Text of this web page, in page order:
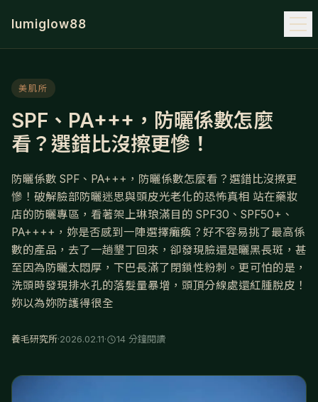
lumiglow88
美肌所
SPF、PA+++，防曬係數怎麼
看？選錯比沒擦更慘！
防曬係數 SPF、PA+++，防曬係數怎麼看？選錯比沒擦更
慘！破解臉部防曬迷思與頭皮光老化的恐怖真相 站在藥妝
店的防曬專區，看著架上琳琅滿目的 SPF30、SPF50+、
PA++++，妳是否感到一陣選擇癱瘓？好不容易挑了最高係
數的產品，去了一趟墾丁回來，卻發現臉還是曬黑長斑，甚
至因為防曬太悶厚，下巴長滿了閉鎖性粉刺。更可怕的是，
洗頭時發現排水孔的落髮量暴增，頭頂分線處還紅腫脫皮！
妳以為妳防護得很全
養毛研究所·2026.02.11· 14 分鐘閱讀